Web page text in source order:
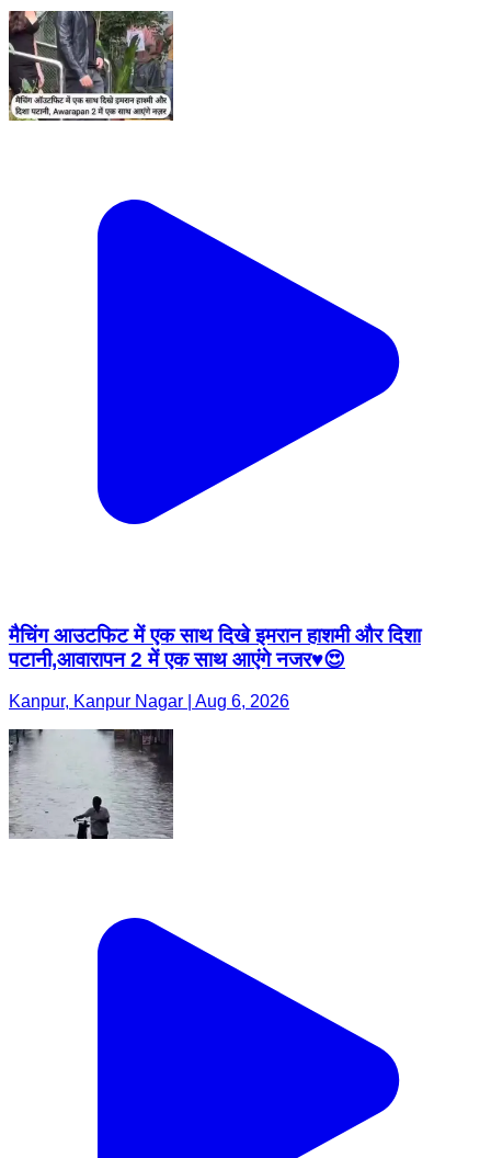
मैचिंग आउटफिट में एक साथ दिखे इमरान हाशमी और दिशा
पटानी,आवारापन 2 में एक साथ आएंगे नजर♥️😍
Kanpur, Kanpur Nagar | Aug 6, 2026